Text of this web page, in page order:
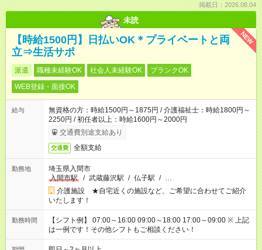
掲載日：2026.08.04
未読
NEW
【時給1500円】日払いOK＊プライベートと両
立⇒生活サポ
派遣 職種未経験OK 社会人未経験OK
ブランクOK
WEB登録・面接OK
給与
無資格の方：時給1500円～1875円 / 介護福祉士：時給1800円～
2250円 / 初任者以上：時給1600円～2000円
交通費別途支給あり
交通費 全額支給
勤務地
埼玉県入間市
入間市駅
/ 武蔵藤沢駅 / 仏子駅 / …
介護施設 ★自宅近くの施設など、ご希望に合わせてご紹介
いたします！
勤務時間
【シフト例】 07:00～16:00 09:00～18:00 17:00～09:00 ※ 上記
は一例です！その他シフトもご相談ください！